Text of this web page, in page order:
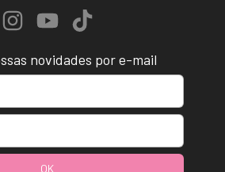
novidades por e-mail